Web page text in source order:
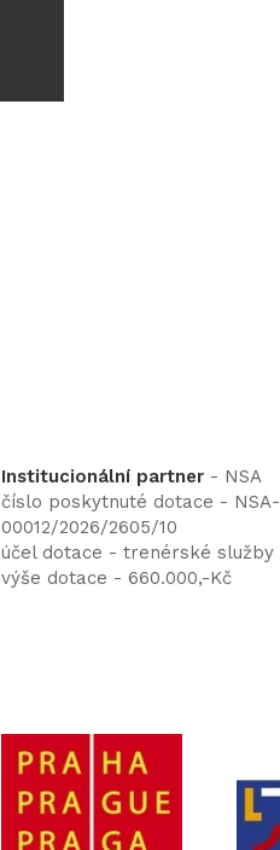
Institucionální partner - NSA
číslo poskytnuté dotace - NSA-
00012/2026/2605/10
účel dotace - trenérské služby
výše dotace - 660.000,-Kč